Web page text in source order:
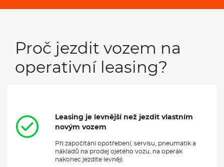
Proč jezdit vozem na
operativní leasing?
Leasing je levnější než jezdit vlastním
novým vozem
Při započítání opotřebení, servisu, pneumatik a
nákladů na prodej ojetého vozu, na operák
nakonec jezdíte levněji.